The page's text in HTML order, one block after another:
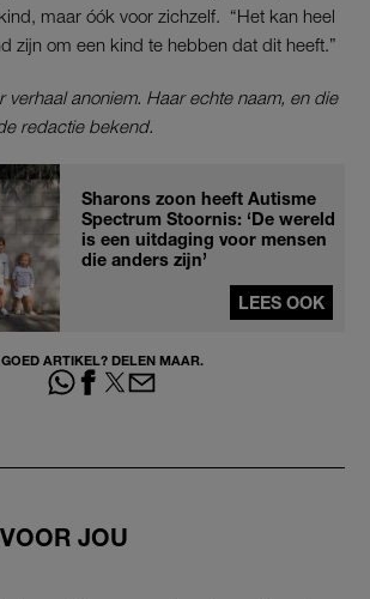
maar óók voor zichzelf. “Het kan heel
zijn om een kind te hebben dat dit heeft.”
verhaal anoniem. Haar echte naam, en die
redactie bekend.
Sharons zoon heeft Autisme
Spectrum Stoornis: ‘De wereld
is een uitdaging voor mensen
die anders zijn’
LEES OOK
GOED ARTIKEL? DELEN MAAR.
JOU